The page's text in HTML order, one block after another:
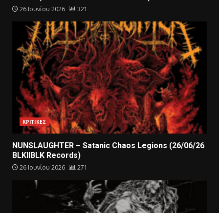
26 Ιουνίου 2026 321
ΚΡΙΤΙΚΕΣ
NUNSLAUGHTER – Satanic Chaos Legions (26/06/26
BLKIIBLK Records)
26 Ιουνίου 2026 271